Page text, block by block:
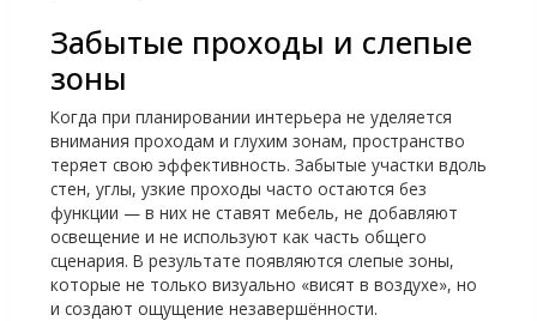
Забытые проходы и слепые
зоны
Когда при планировании интерьера не уделяется
внимания проходам и глухим зонам, пространство
теряет свою эффективность. Забытые участки вдоль
стен, углы, узкие проходы часто остаются без
функции — в них не ставят мебель, не добавляют
освещение и не используют как часть общего
сценария. В результате появляются слепые зоны,
которые не только визуально «висят в воздухе», но
и создают ощущение незавершённости.